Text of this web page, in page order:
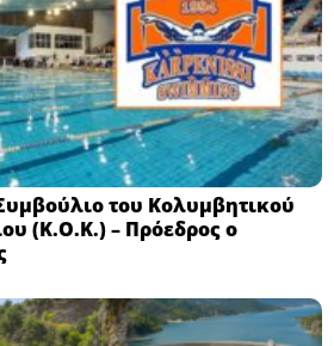
του Κολυμβητικού
(Κ.Ο.Κ.) – Πρόεδρος ο